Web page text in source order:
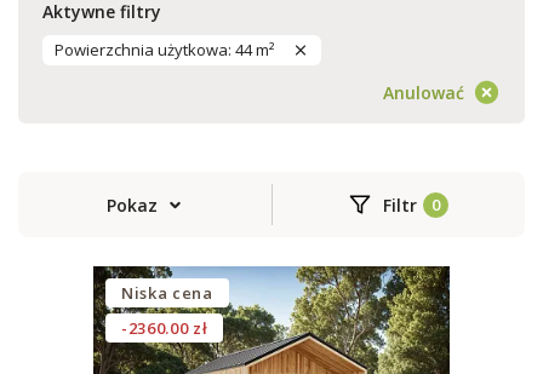
Aktywne filtry
Powierzchnia użytkowa: 44 m²
Anulować
Pokaz Filtr
Niska cena
-2360.00 zł